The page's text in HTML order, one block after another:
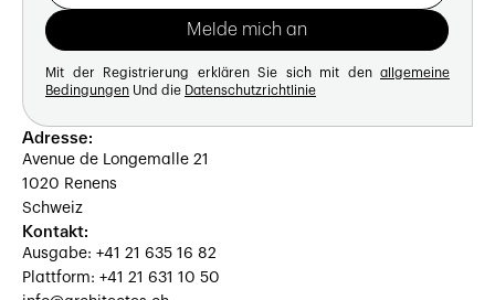
Mit der Registrierung erklären Sie sich mit den allgemeine
Bedingungen Und die Datenschutzrichtlinie
Adresse:
Avenue de Longemalle 21
1020 Renens
Schweiz
Kontakt:
Ausgabe: +41 21 635 16 82
Plattform: +41 21 631 10 50